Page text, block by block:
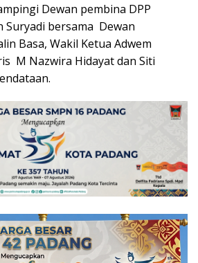
Dewan pembina DPP
Suryadi bersama Dewan
Basa, Wakil Ketua Adwem
M Nazwira Hidayat dan Siti